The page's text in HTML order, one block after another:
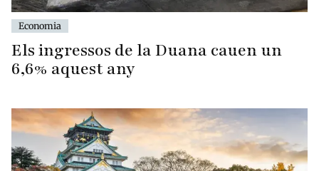
Economia
Els ingressos de la Duana cauen un
6,6% aquest any